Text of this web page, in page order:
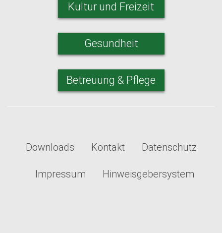
Kultur und Freizeit
Gesundheit
Betreuung & Pflege
Downloads Kontakt Datenschutz
Impressum Hinweisgebersystem